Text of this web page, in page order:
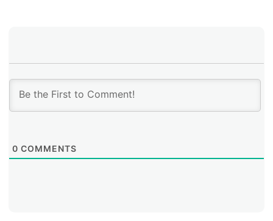
0 COMMENTS